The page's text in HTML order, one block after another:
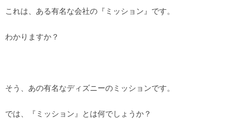
これは、ある有名な会社の『ミッション』です。
わかりますか？
そう、あの有名なディズニーのミッションです。
では、『ミッション』とは何でしょうか？